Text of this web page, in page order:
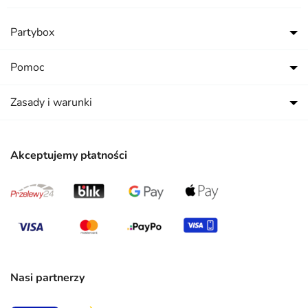
Akceptujemy płatności
Nasi partnerzy
Partybox
Pomoc
Zasady i warunki